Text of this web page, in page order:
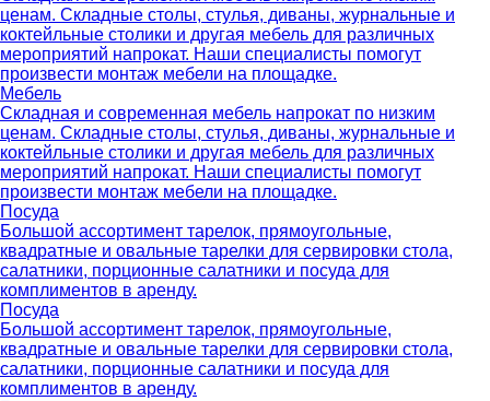
ценам. Складные столы, стулья, диваны, журнальные и
коктейльные столики и другая мебель для различных
мероприятий напрокат. Наши специалисты помогут
произвести монтаж мебели на площадке.
Мебель
Складная и современная мебель напрокат по низким
ценам. Складные столы, стулья, диваны, журнальные и
коктейльные столики и другая мебель для различных
мероприятий напрокат. Наши специалисты помогут
произвести монтаж мебели на площадке.
Посуда
Большой ассортимент тарелок, прямоугольные,
квадратные и овальные тарелки для сервировки стола,
салатники, порционные салатники и посуда для
комплиментов в аренду.
Посуда
Большой ассортимент тарелок, прямоугольные,
квадратные и овальные тарелки для сервировки стола,
салатники, порционные салатники и посуда для
комплиментов в аренду.